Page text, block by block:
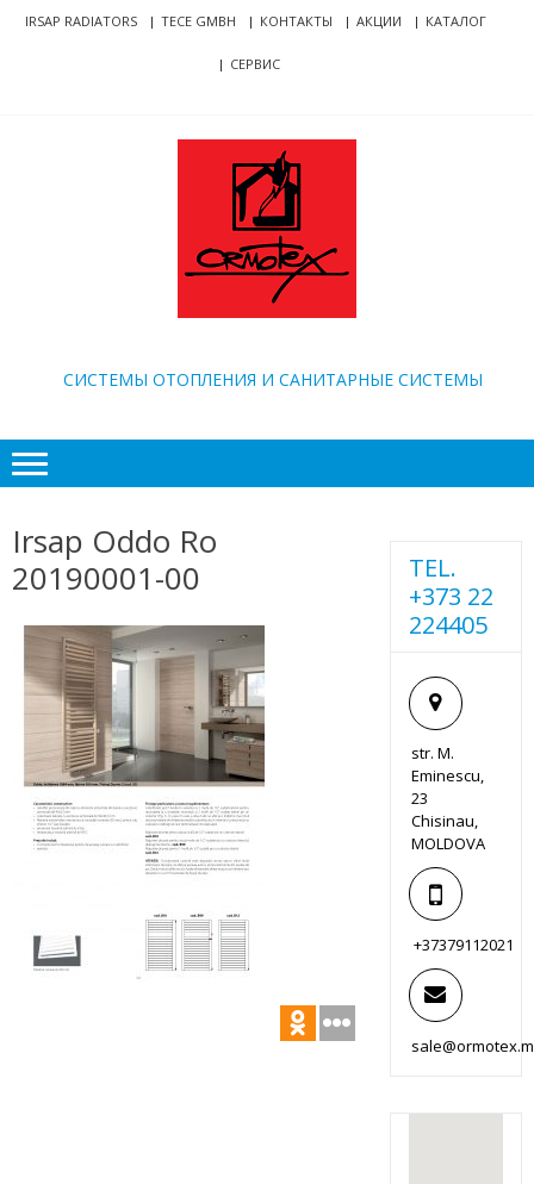
Skip
SkipIRSAP RADIATORS TECE GMBH КОНТАКТЫ АКЦИИ КАТАЛОГ
СЕРВИС
CИСТЕМЫ ОТОПЛЕНИЯ И САНИТАРНЫЕ СИСТЕМЫ
Irsap Oddo Ro
20190001-00
TEL.
+373 22
224405
str. M.
Eminescu,
23
Chisinau,
MOLDOVA
+37379112021